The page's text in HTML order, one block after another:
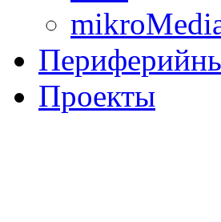
Проекты